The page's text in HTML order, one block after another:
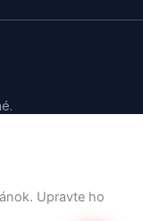
Upravte ho